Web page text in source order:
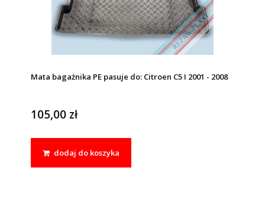
Mata bagażnika PE pasuje do: Citroen C5 I 2001 - 2008
105,00 zł
dodaj do koszyka